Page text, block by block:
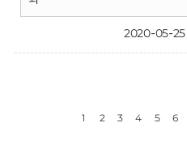
2020-05-25
1 2 3 4 5 6